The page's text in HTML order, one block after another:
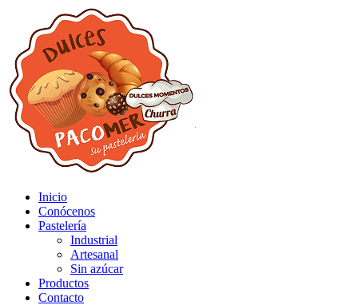
Inicio
Conócenos
Pastelería
Industrial
Artesanal
Sin azúcar
Productos
Contacto